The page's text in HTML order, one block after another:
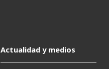
Actualidad y medios